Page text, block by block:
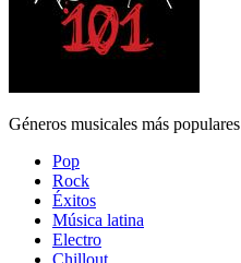
Géneros musicales más populares
Pop
Rock
Éxitos
Música latina
Electro